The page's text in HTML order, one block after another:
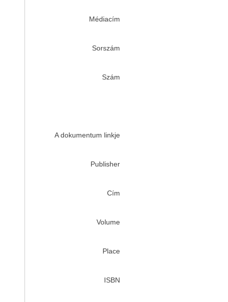
Médiacím
Sorszám
Szám
A dokumentum linkje
Publisher
Cím
Volume
Place
ISBN